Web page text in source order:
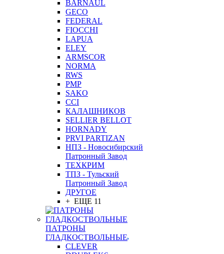
BARNAUL
GEСO
FEDERAL
FIOCCHI
LAPUA
ELEY
ARMSCOR
NORMA
RWS
PMP
SAKO
CCI
КАЛАШНИКОВ
SELLIER BELLOT
HORNADY
PRVI PARTIZAN
НПЗ - Новосибирский
Патронный Завод
ТЕХКРИМ
ТПЗ - Тульский
Патронный Завод
ДРУГОЕ
+ ЕЩЕ 11
ПАТРОНЫ
ГЛАДКОСТВОЛЬНЫЕ
CLEVER